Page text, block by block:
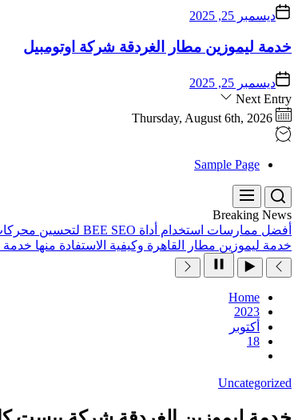
ديسمبر 25, 2025
خدمة ليموزين مطار الغردقة شركة اوتومبيل
ديسمبر 25, 2025
Next Entry
Thursday, August 6th, 2026
Sample Page
Breaking News
أفضل ممارسات استخدام أداة BEE SEO لتحسين محركات البحث
خدمة ليموزين مطار القاهرة وكيفية الاستفادة منها خدمة
Home
2023
أكتوبر
18
Uncategorized